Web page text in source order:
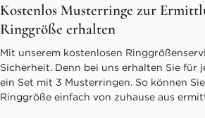
Kostenlos Musterringe zur
Ringgröße erhalten
Mit unserem kostenlosen
Sicherheit. Denn bei uns erhalten Sie für
ein Set mit 3 Musterringen. So können
Ringgröße einfach von zuhause aus